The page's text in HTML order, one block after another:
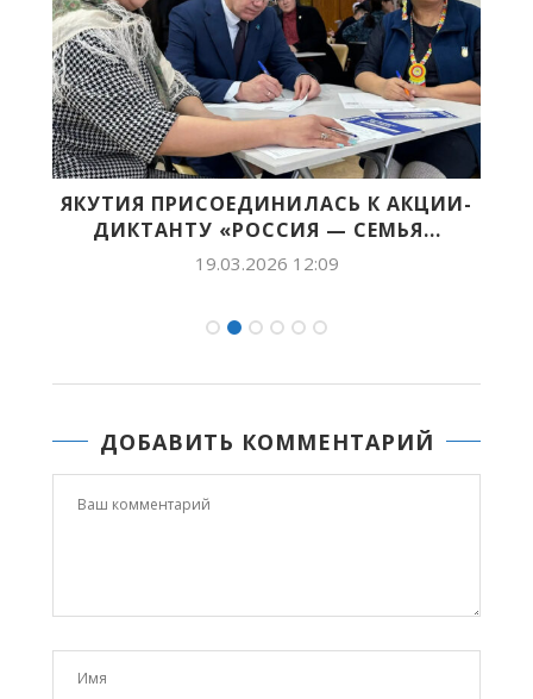
ЯКУТИЯ ПРИСОЕДИНИЛАСЬ К АКЦИИ-
ДИКТАНТУ «РОССИЯ — СЕМЬЯ...
19.03.2026 12:09
ДОБАВИТЬ КОММЕНТАРИЙ